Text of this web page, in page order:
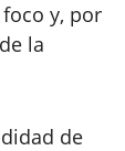
y, por
la
de